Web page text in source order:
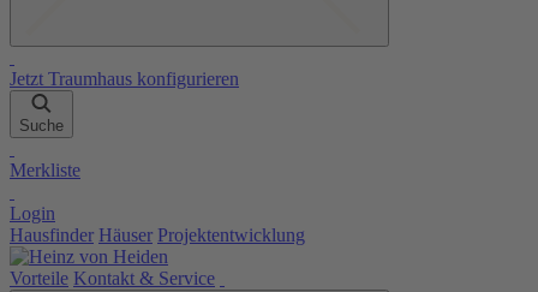
Jetzt Traumhaus konfigurieren
Suche
Merkliste
Login
Hausfinder Häuser Projektentwicklung
Vorteile Kontakt & Service